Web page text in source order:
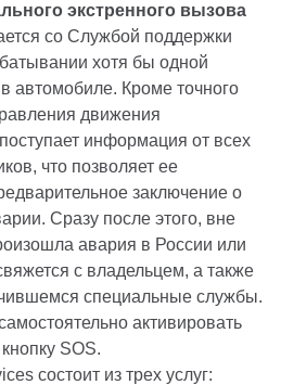
экстренного вызова
со Службой поддержки
хотя бы одной
автомобиле. Кроме точного
движения
информация от всех
что позволяет ее
заключение о
Сразу после этого, вне
авария в России или
с владельцем, а также
специальные службы.
активировать
SOS.
состоит из трех услуг: